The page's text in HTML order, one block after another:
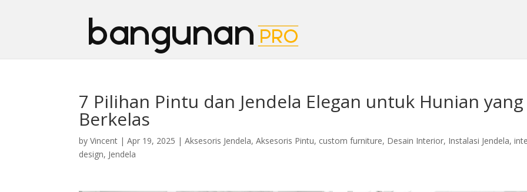
7 Pilihan Pintu dan Jendela Elegan untuk Hunian yang
Berkelas
byVincent |Apr 19, 2025 |Aksesoris Jendela,Aksesoris Pintu, custom furniture, Desain Interior, Instalasi Jendela,
design, Jendela